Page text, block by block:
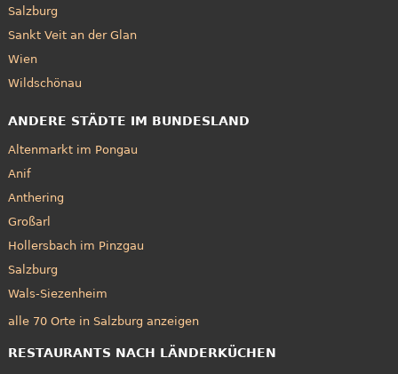
Salzburg
Sankt Veit an der Glan
Wien
Wildschönau
ANDERE STÄDTE IM BUNDESLAND
Altenmarkt im Pongau
Anif
Anthering
Großarl
Hollersbach im Pinzgau
Salzburg
Wals-Siezenheim
alle 70 Orte in Salzburg anzeigen
RESTAURANTS NACH LÄNDERKÜCHEN